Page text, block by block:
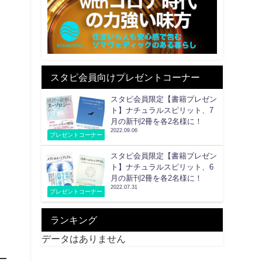
スタピ会員向けプレゼントコーナー
プレゼントコーナー
スタピ会員限定【書籍プレゼン
ト】ナチュラルスピリット、7
月の新刊2冊を各2名様に！
2022.09.06
プレゼントコーナー
スタピ会員限定【書籍プレゼン
ト】ナチュラルスピリット、6
月の新刊2冊を各2名様に！
2022.07.31
ランキング
データはありません